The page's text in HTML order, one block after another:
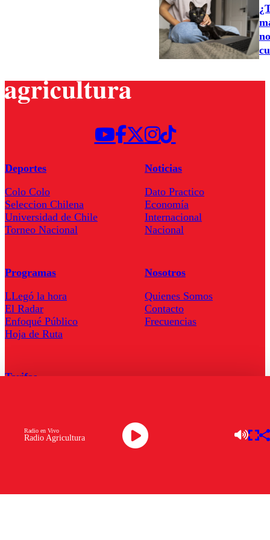
Radio Agricultura
Radio en Vivo
Deportes
Colo Colo
Seleccion Chilena
Universidad de Chile
Torneo Nacional
Noticias
Dato Practico
Economía
Internacional
Nacional
Programas
LLegó la hora
El Radar
Enfoqué Público
Hoja de Ruta
Nosotros
Quienes Somos
Contacto
Frecuencias
Tarifas
Descarga la APP